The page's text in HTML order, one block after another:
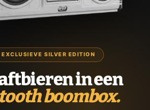
EXCLUSIEVE SILVER EDITION
in een
boombox.